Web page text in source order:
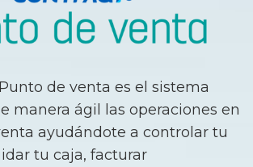
de venta es el sistema
manera ágil las operaciones en
ayudándote a controlar tu
tu caja, facturar